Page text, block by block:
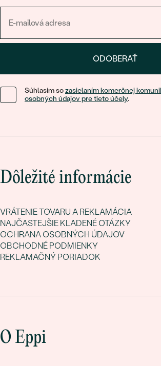
ODOBERAŤ
Súhlasím sozasielaním komerčnej
osobných údajov pre tieto účely.
Dôležité informácie
VRÁTENIE TOVARU A REKLAMÁCIA
NAJČASTEJŠIE KLADENÉ OTÁZKY
OCHRANA OSOBNÝCH ÚDAJOV
OBCHODNÉ PODMIENKY
REKLAMAČNÝ PORIADOK
O Eppi